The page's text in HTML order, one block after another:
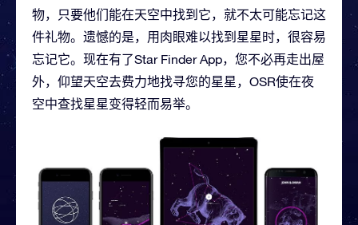
物，只要他们能在天空中找到它，就不太可能忘记这
件礼物。遗憾的是，用肉眼难以找到星星时，很容易
忘记它。现在有了Star Finder App，您不必再走出屋
外，仰望天空去费力地找寻您的星星，OSR使在夜
空中查找星星变得轻而易举。